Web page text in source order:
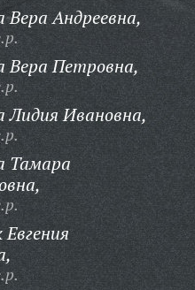
Вера Андреевна,
Вера Петровна,
Лидия Ивановна,
Тамара